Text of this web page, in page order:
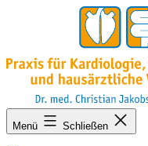
KARDIO-
MA.de
Menü Schließen